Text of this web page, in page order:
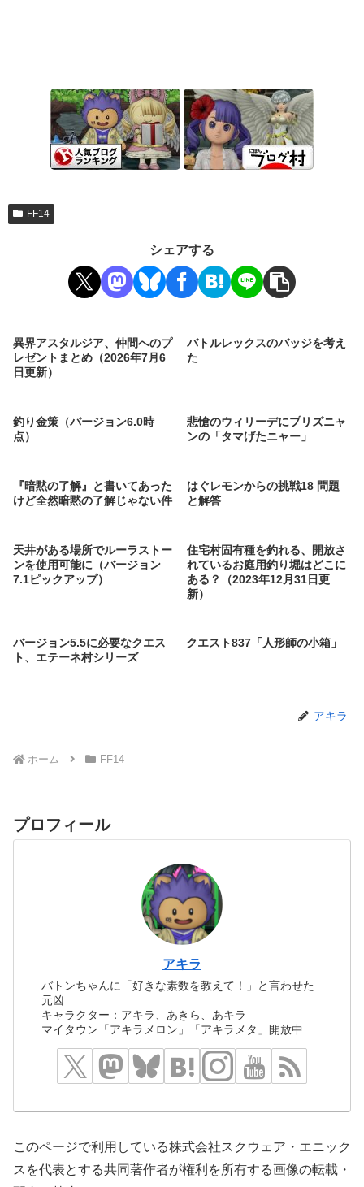
FF14
シェアする
異界アスタルジア、仲間へのプ
レゼントまとめ（2026年7月6
日更新）
バトルレックスのバッジを考え
た
釣り金策（バージョン6.0時
点）
悲愴のウィリーデにプリズニャ
ンの「タマげたニャー」
『暗黙の了解』と書いてあった
けど全然暗黙の了解じゃない件
はぐレモンからの挑戦18 問題
と解答
天井がある場所でルーラストー
ンを使用可能に（バージョン
7.1ピックアップ）
住宅村固有種を釣れる、開放さ
れているお庭用釣り堀はどこに
ある？（2023年12月31日更
新）
バージョン5.5に必要なクエス
ト、エテーネ村シリーズ
クエスト837「人形師の小箱」
アキラ
ホーム FF14
プロフィール
アキラ
バトンちゃんに「好きな素数を教えて！」と言わせた
元凶
キャラクター：アキラ、あきら、あキラ
マイタウン「アキラメロン」「アキラメタ」開放中
このページで利用している株式会社スクウェア・エニック
スを代表とする共同著作者が権利を所有する画像の転載・